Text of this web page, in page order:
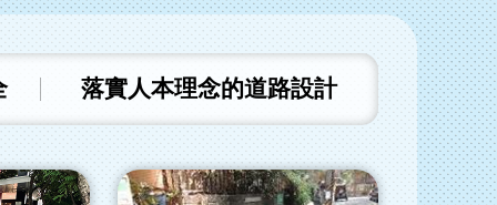
落實人本理念的道路設計